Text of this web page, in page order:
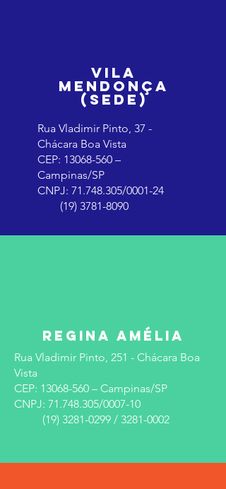
Vila
mendonça
(SEDE)
​​Rua Vladimir Pinto, 37 -
Chácara Boa Vista
CEP: 13068-560 –
Campinas/SP
CNPJ: 71.748.305/0001-24
(19) 3781-8090
Regina Amélia
Rua Vladimir Pinto, 251 - Chácara Boa
Vista
CEP: 13068-560 – Campinas/SP
CNPJ: 71.748.305/0007-10
(19) 3281-0299 / 3281-0002